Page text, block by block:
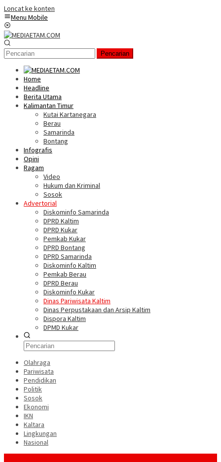
Loncat ke konten
Menu Mobile
Pencarian
Home
Headline
Berita Utama
Kalimantan Timur
Kutai Kartanegara
Berau
Samarinda
Bontang
Infografis
Opini
Ragam
Video
Hukum dan Kriminal
Sosok
Advertorial
Diskominfo Samarinda
DPRD Kaltim
DPRD Kukar
Pemkab Kukar
DPRD Bontang
DPRD Samarinda
Diskominfo Kaltim
Pemkab Berau
DPRD Berau
Diskominfo Kukar
Dinas Pariwisata Kaltim
Dinas Perpustakaan dan Arsip Kaltim
Dispora Kaltim
DPMD Kukar
Olahraga
Pariwisata
Pendidikan
Politik
Sosok
Ekonomi
IKN
Kaltara
Lingkungan
Nasional